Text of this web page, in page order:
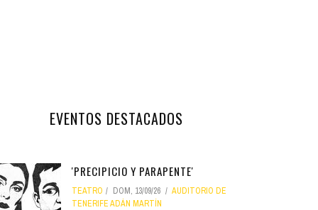
EVENTOS DESTACADOS
'PRECIPICIO Y PARAPENTE'
TEATRO DOM, 13/09/26
AUDITORIO DE
TENERIFE ADÁN MARTÍN